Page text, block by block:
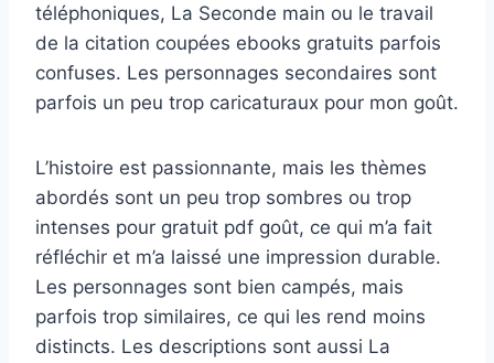
téléphoniques, La Seconde main ou le travail
de la citation coupées ebooks gratuits parfois
confuses. Les personnages secondaires sont
parfois un peu trop caricaturaux pour mon goût.
L’histoire est passionnante, mais les thèmes
abordés sont un peu trop sombres ou trop
intenses pour gratuit pdf goût, ce qui m’a fait
réfléchir et m’a laissé une impression durable.
Les personnages sont bien campés, mais
parfois trop similaires, ce qui les rend moins
distincts. Les descriptions sont aussi La